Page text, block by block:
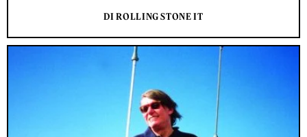
DI ROLLING STONE IT